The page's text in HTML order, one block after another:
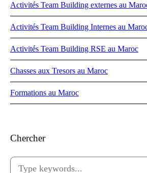
Activités Team Building externes au
Activités Team Building Internes au
Activités Team Building RSE au Maroc
Chasses aux Tresors au Maroc
Formations au Maroc
Chercher